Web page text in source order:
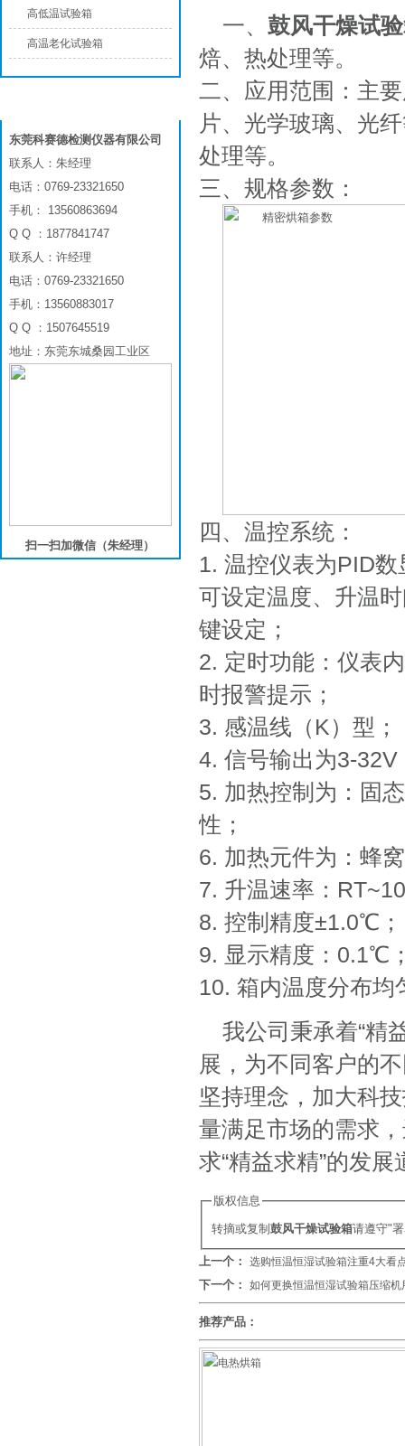
一、 鼓风干燥试
焙、热处理等。
二、应用范围：主
片、光学玻璃、光
处理等。
三、规格参数：
四、温控系统：
1. 温控仪表为PID
可设定温度、升温
键设定；
2. 定时功能：仪表
时报警提示；
3. 感温线（K）型；
4. 信号输出为3-32V
5. 加热控制为：固
性；
6. 加热元件为：蜂
7. 升温速率：
8. 控制精度±1.0℃；
9. 显示精度：0.1℃
10. 箱内温度分布
我公司秉承着“精
展，为不同客户的
坚持理念，加大科
量满足市场的需求
求“精益求精”的发
版权信息
转摘或复制鼓风干燥试验箱请遵守"
上一个： 选购恒温恒湿试验箱注重4大看
下一个： 如何更换恒温恒湿试验箱压缩机
推荐产品：
高低温试验箱
高温老化试验箱
东莞科赛德检测仪器有限公司
联系人：朱经理
电话：0769-23321650
手机： 13560863694
Q Q ：1877841747
联系人：许经理
电话：0769-23321650
手机：13560883017
Q Q ：1507645519
地址：东莞东城桑园工业区
扫一扫加微信（朱经理）